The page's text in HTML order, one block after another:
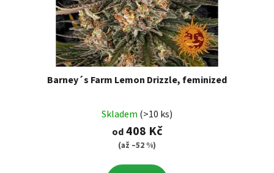
Barney´s Farm Lemon Drizzle, feminized
Skladem (>10 ks)
od408 Kč
(až –52 %)